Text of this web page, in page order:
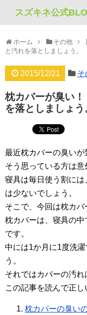
スズキネ公式
ホーム その他
と汚れを落としましょう。
2015/12/21 そ
枕カバーが臭い
を落としましょう
最近枕カバーの臭いが
そう思っている方は意
寝具は毎日使う割に
は少ないでしょう。
そこで、今回は枕カバ
枕カバーは、寝具の
です。
中には1か月に1度洗
う。
それではカバーの汚れ
この記事を読んで正し
枕カバーの臭い